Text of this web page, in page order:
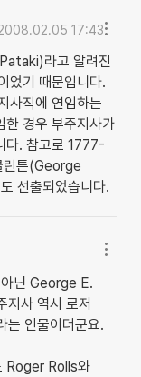
17:43
라고 알려진
었기 때문입니다.
사직에 연임하는
한 경우 부주지사가
다. 참고로 1777-
린튼(George
선출되었습니다.
닌 George E.
지사 역시 로저
인물이더군요.
Roger Rolls와